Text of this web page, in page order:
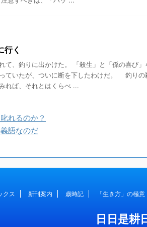
行く
て、釣りに出かけた。 「殺生」と「孫の喜び」
ていたが、ついに断を下したわけだ。 釣りの
れば、それとはくらべ ...
れるのか？
語なのだ
クス 新刊案内 歳時記 「生き方」の極意
日日是耕